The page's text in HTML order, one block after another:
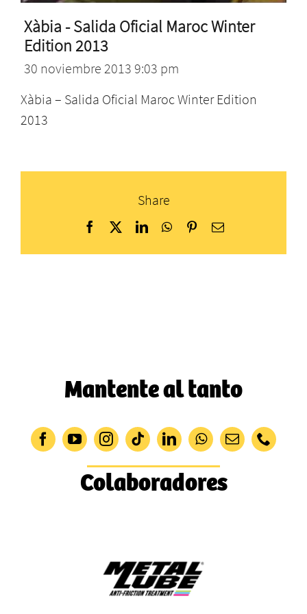
Xàbia - Salida Oficial Maroc Winter
Edition 2013
30 noviembre 2013 9:03 pm
Xàbia – Salida Oficial Maroc Winter Edition
2013
Share
Facebook
X LinkedInWhatsApp
PinterestCorreo
Mantente al tanto
Colaboradores